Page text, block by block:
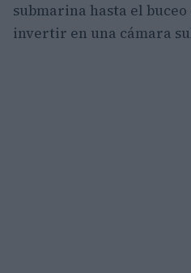
submarina hasta el
invertir en una cámara